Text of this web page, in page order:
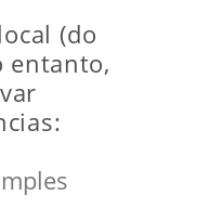
(do
entanto,